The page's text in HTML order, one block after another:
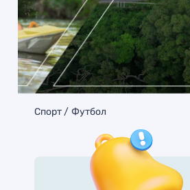
Спорт Футбол